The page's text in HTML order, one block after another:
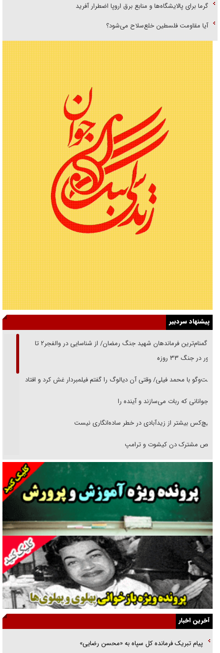
گرما برای پالایشگاه‌ها و منابع برق اروپا اضطرار آفرید
آیا مقاومت فلسطین خلع‌سلاح می‌شود؟
پیشنهاد سردبیر
از گمنام‌ترین فرماندهان شهید جنگ رمضان/ از شناسایی در والفجر۲ تا
حضور در جنگ ۳۳ روزه
گفت‌وگو با محمد فیلی/ وقتی آن دیالوگ را گفتم فیلمبردار غش کرد و افتاد
نوجوانانی که ربات می‌سازند و آینده را
هیچ‌کس بیشتر از زیدآبادی در خطر ساده‌انگاری نیست
رقص مشترک دن کیشوت و ترامپ
دنده دولت به واگذاری مسئله‌دار ایران‌خودرو/ خصوصی‌سازی یا انحصار؟
غریزه‌ی بقا و آقای باقی و رفقا
جراحی‌های زیبایی با مدرک فوق‌دیپلم! + گفت‌وگو با متهم
گفت‌وگو با همسر یکی از شهدای جنگ رمضان/ پیکر بی‌سر شهید را از
انگشت‌های پا شناسایی کردیم
نسلی که آنلاین الگو می‌گیرد
گفت‌وگو با آیت‌الله جاودان/ جفای مخالفان مکانت معنوی رهبر شهید را
ارتقا می‌داد
راننده مست به قانون می‌خندد
همه آقای دوربینی شده‌ایم!
آخرین اخبار
پیام تبریک فرمانده کل سپاه به «محسن رضایی»